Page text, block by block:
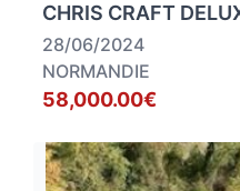
CHRIS CRAFT
28/06/2024
NORMANDIE
58,000.00€